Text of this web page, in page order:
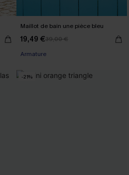
Maillot de bain une pièce bleu
19,49 €39,00 €
Armature
-21%